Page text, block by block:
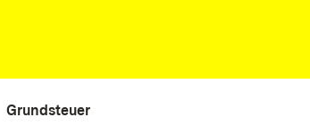
Grundsteuer